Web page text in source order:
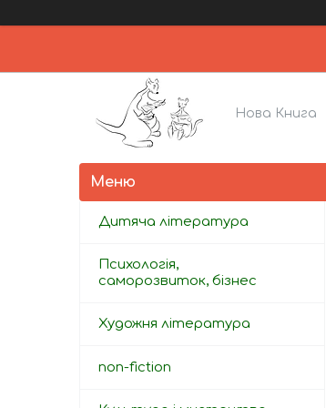
Нова Книга
Дитяча література
Психологія,
саморозвиток, бізнес
Художня література
non-fiction